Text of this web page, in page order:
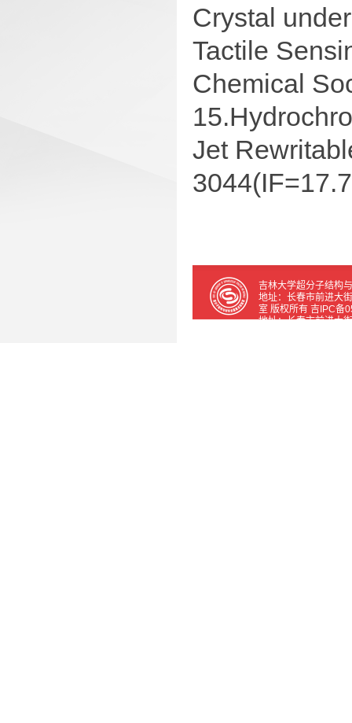
Crystal
Tactile
Chemical
Jet
吉林大学超分子结构
地址：长春市前进大
室 版权所有 吉IPC备
地址：长春市前进大